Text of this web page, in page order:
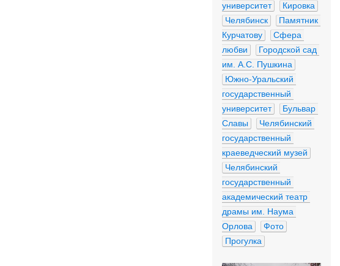
университет
Кировка
Челябинск
Памятник
Курчатову
Сфера
любви
Городской сад
им. А.С. Пушкина
Южно-Уральский
государственный
университет
Бульвар
Славы
Челябинский
государственный
краеведческий музей
Челябинский
государственный
академический театр
драмы им. Наума
Орлова
Фото
Прогулка